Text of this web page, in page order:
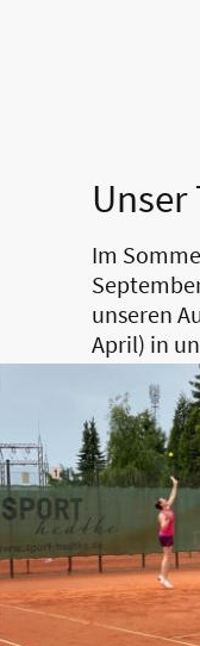
Im
unseren
April) in